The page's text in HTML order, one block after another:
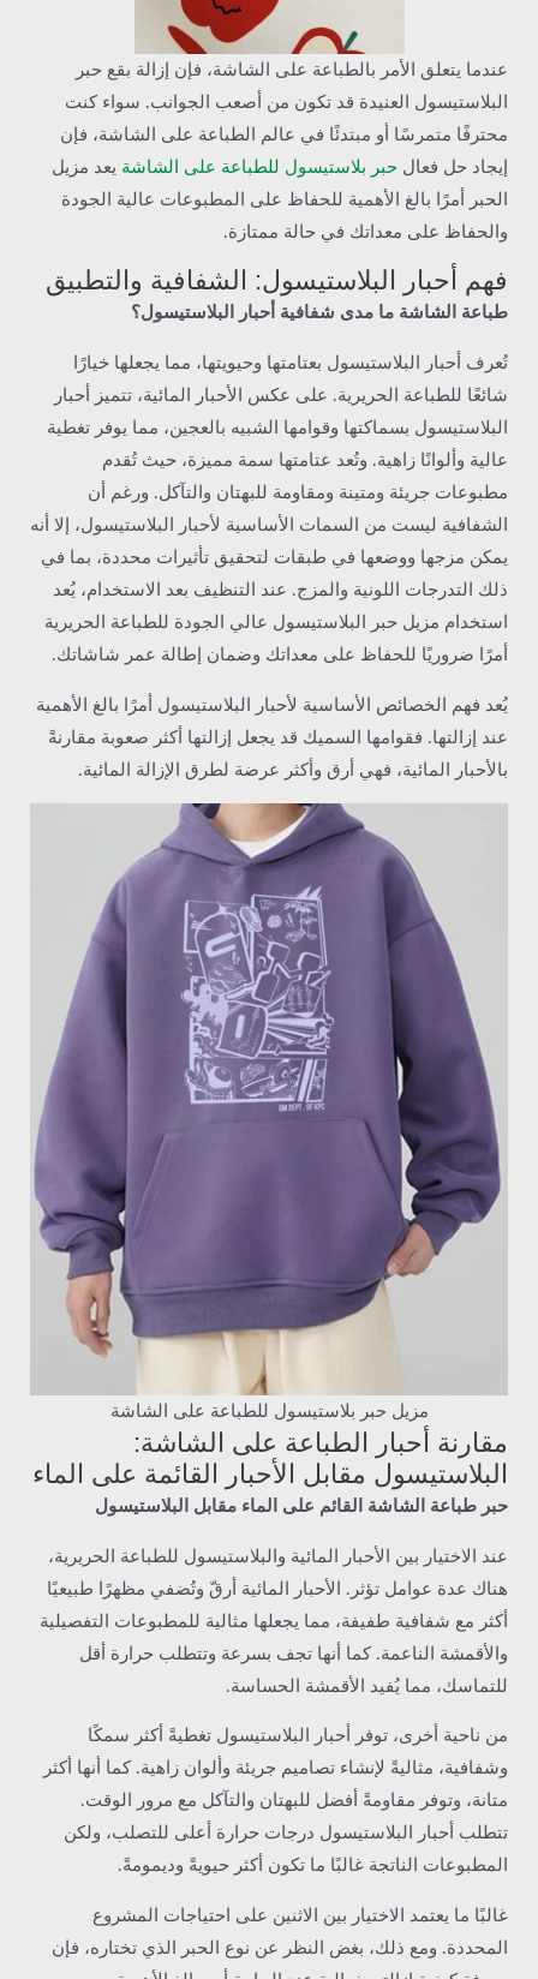
عندما يتعلق الأمر بالطباعة على الشاشة، فإن إزالة بقع حبر
البلاستيسول العنيدة قد تكون من أصعب الجوانب. سواء كنت
محترفًا متمرسًا أو مبتدئًا في عالم الطباعة على الشاشة، فإن
إيجاد حل فعال حبر بلاستيسول للطباعة على الشاشة يعد مزيل
الحبر أمرًا بالغ الأهمية للحفاظ على المطبوعات عالية الجودة
والحفاظ على معداتك في حالة ممتازة.
فهم أحبار البلاستيسول: الشفافية والتطبيق
طباعة الشاشة ما مدى شفافية أحبار البلاستيسول؟
تُعرف أحبار البلاستيسول بعتامتها وحيويتها، مما يجعلها خيارًا
شائعًا للطباعة الحريرية. على عكس الأحبار المائية، تتميز أحبار
البلاستيسول بسماكتها وقوامها الشبيه بالعجين، مما يوفر تغطية
عالية وألوانًا زاهية. وتُعد عتامتها سمة مميزة، حيث تُقدم
مطبوعات جريئة ومتينة ومقاومة للبهتان والتآكل. ورغم أن
الشفافية ليست من السمات الأساسية لأحبار البلاستيسول، إلا أنه
يمكن مزجها ووضعها في طبقات لتحقيق تأثيرات محددة، بما في
ذلك التدرجات اللونية والمزج. عند التنظيف بعد الاستخدام، يُعد
استخدام مزيل حبر البلاستيسول عالي الجودة للطباعة الحريرية
أمرًا ضروريًا للحفاظ على معداتك وضمان إطالة عمر شاشاتك.
يُعد فهم الخصائص الأساسية لأحبار البلاستيسول أمرًا بالغ الأهمية
عند إزالتها. فقوامها السميك قد يجعل إزالتها أكثر صعوبة مقارنةً
بالأحبار المائية، فهي أرق وأكثر عرضة لطرق الإزالة المائية.
مزيل حبر بلاستيسول للطباعة على الشاشة
مقارنة أحبار الطباعة على الشاشة:
البلاستيسول مقابل الأحبار القائمة على الماء
حبر طباعة الشاشة القائم على الماء مقابل البلاستيسول
عند الاختيار بين الأحبار المائية والبلاستيسول للطباعة الحريرية،
هناك عدة عوامل تؤثر. الأحبار المائية أرقّ وتُضفي مظهرًا طبيعيًا
أكثر مع شفافية طفيفة، مما يجعلها مثالية للمطبوعات التفصيلية
والأقمشة الناعمة. كما أنها تجف بسرعة وتتطلب حرارة أقل
للتماسك، مما يُفيد الأقمشة الحساسة.
من ناحية أخرى، توفر أحبار البلاستيسول تغطيةً أكثر سمكًا
وشفافية، مثاليةً لإنشاء تصاميم جريئة وألوان زاهية. كما أنها أكثر
متانة، وتوفر مقاومةً أفضل للبهتان والتآكل مع مرور الوقت.
تتطلب أحبار البلاستيسول درجات حرارة أعلى للتصلب، ولكن
المطبوعات الناتجة غالبًا ما تكون أكثر حيويةً وديمومةً.
غالبًا ما يعتمد الاختيار بين الاثنين على احتياجات المشروع
المحددة. ومع ذلك، بغض النظر عن نوع الحبر الذي تختاره، فإن